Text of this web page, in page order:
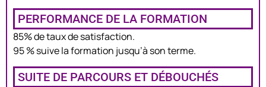
PERFORMANCE DE LA FORMATION
85% de taux de satisfaction.
95 % suive la formation jusqu’à son terme.
SUITE DE PARCOURS ET DÉBOUCHÉS